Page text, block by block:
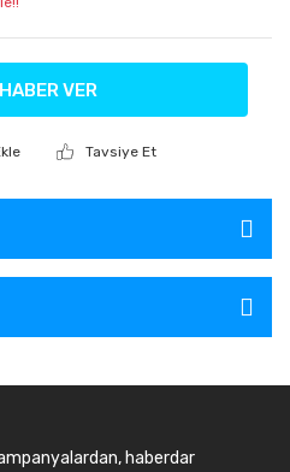
VER
Tavsiye Et
haberdar